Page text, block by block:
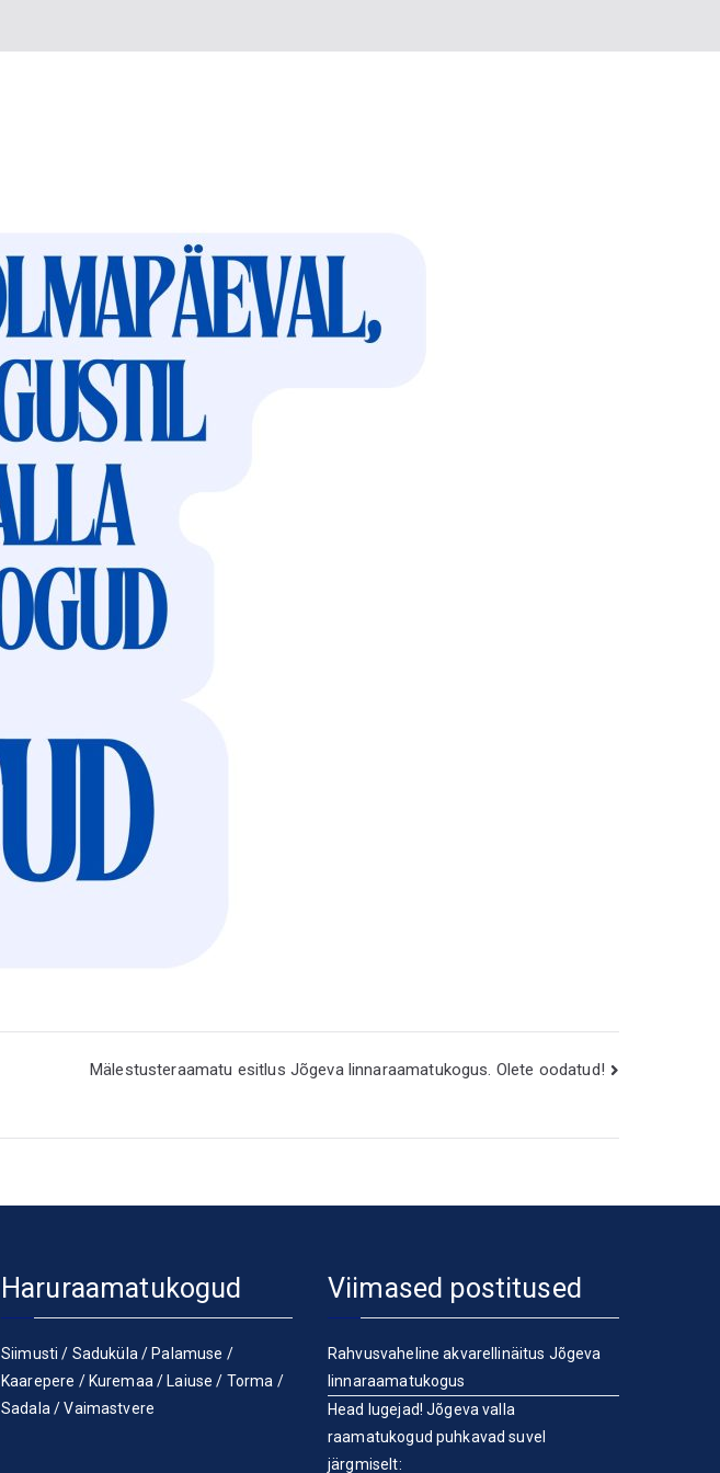
Mälestusteraamatu esitlus Jõgeva linnaraamatukogus. Olete oodatud!
Haruraamatukogud
Siimusti / Saduküla / Palamuse /
Kaarepere / Kuremaa / Laiuse / Torma /
Sadala /Vaimastvere
Viimased postitused
Rahvusvaheline akvarellinäitus Jõgeva
linnaraamatukogus
Head lugejad! Jõgeva valla
raamatukogud puhkavad suvel
järgmiselt: